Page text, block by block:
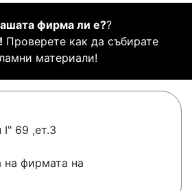
фирма ли е??
Проверете как да събирате
материали!
69 ,ет.3
фирмата на